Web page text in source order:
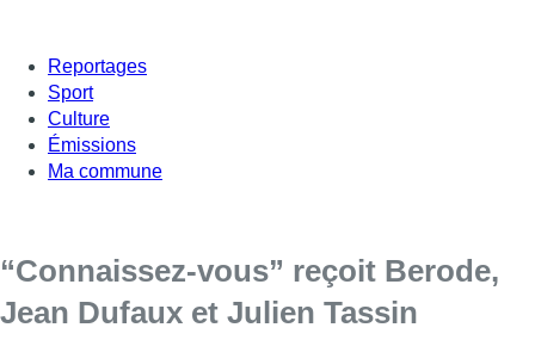
Reportages
Sport
Culture
Émissions
Ma commune
“Connaissez-vous” reçoit Berode,
Jean Dufaux et Julien Tassin